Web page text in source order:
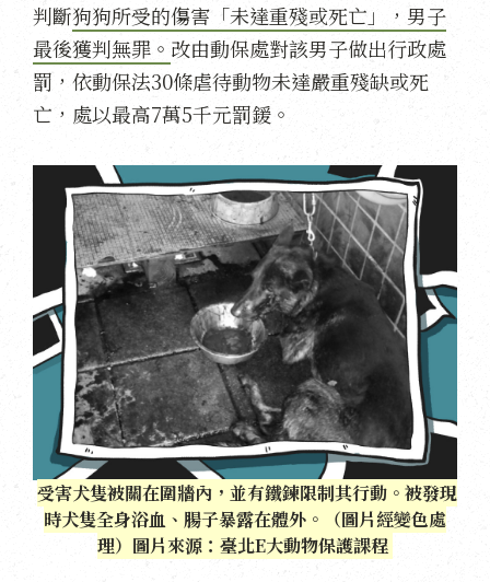
判斷狗狗所受的傷害「未達重殘或死亡」，男子
最後獲判無罪。 改由動保處對該男子做出行政處
罰，依動保法30條虐待動物未達嚴重殘缺或死
亡，處以最高7萬5千元罰鍰。
受害犬隻被關在圍牆內，並有鐵鍊限制其行動。被發現
時犬隻全身浴血、腸子暴露在體外。（圖片經變色處
理）圖片來源：臺北E大動物保護課程